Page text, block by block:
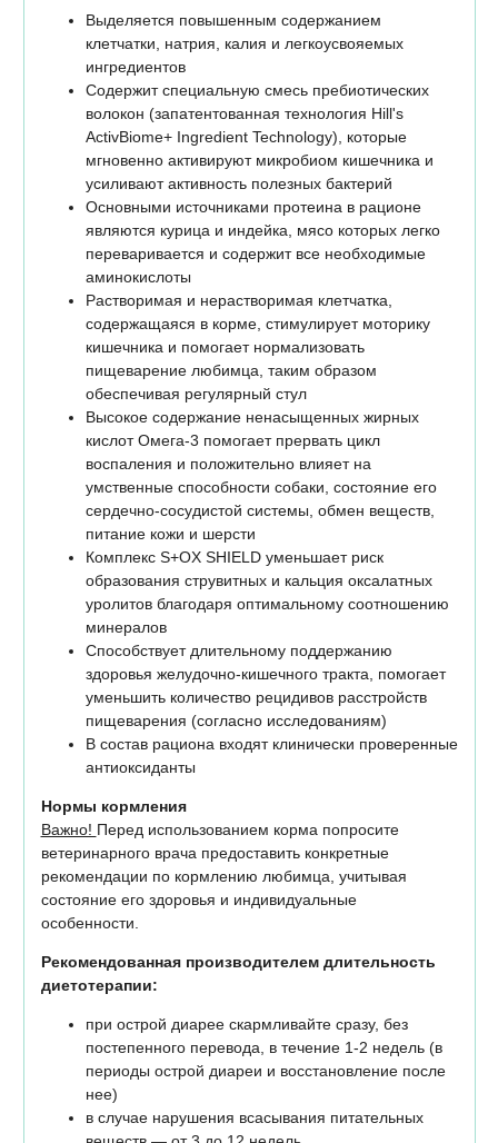
Выделяется повышенным содержанием
клетчатки, натрия, калия и легкоусвояемых
ингредиентов
Содержит специальную смесь пребиотических
волокон (запатентованная технология Hill's
ActivBiome+ Ingredient Technology), которые
мгновенно активируют микробиом кишечника и
усиливают активность полезных бактерий
Основными источниками протеина в рационе
являются курица и индейка, мясо которых легко
переваривается и содержит все необходимые
аминокислоты
Растворимая и нерастворимая клетчатка,
содержащаяся в корме, стимулирует моторику
кишечника и помогает нормализовать
пищеварение любимца, таким образом
обеспечивая регулярный стул
Высокое содержание ненасыщенных жирных
кислот Омега-3 помогает прервать цикл
воспаления и положительно влияет на
умственные способности собаки, состояние его
сердечно-сосудистой системы, обмен веществ,
питание кожи и шерсти
Комплекс S+OX SHIELD уменьшает риск
образования струвитных и кальция оксалатных
уролитов благодаря оптимальному соотношению
минералов
Способствует длительному поддержанию
здоровья желудочно-кишечного тракта, помогает
уменьшить количество рецидивов расстройств
пищеварения (согласно исследованиям)
В состав рациона входят клинически проверенные
антиоксиданты
Нормы кормления
Важно! Перед использованием корма попросите
ветеринарного врача предоставить конкретные
рекомендации по кормлению любимца, учитывая
состояние его здоровья и индивидуальные
особенности.
Рекомендованная производителем длительность
диетотерапии:
при острой диарее скармливайте сразу, без
постепенного перевода, в течение 1-2 недель (в
периоды острой диареи и восстановление после
нее)
в случае нарушения всасывания питательных